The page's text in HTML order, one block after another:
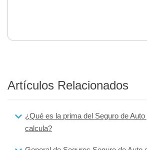
Artículos Relacionados
¿Qué es la prima del Seguro de
calcula?